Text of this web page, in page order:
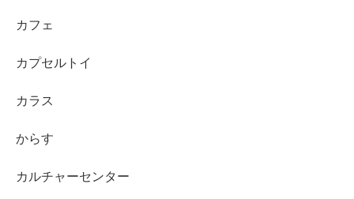
カフェ
カプセルトイ
カラス
からす
カルチャーセンター